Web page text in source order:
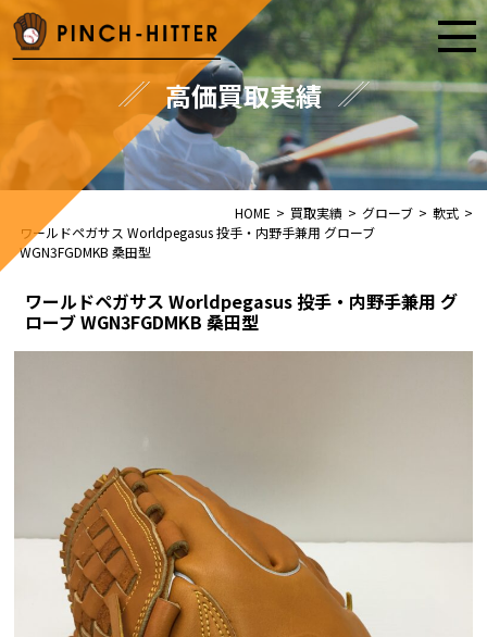
高価買取実績
HOME > 買取実績 > グローブ > 軟式 >
ワールドペガサス Worldpegasus 投手・内野手兼用 グローブ
WGN3FGDMKB 桑田型
ワールドペガサス Worldpegasus 投手・内野手兼用 グ
ローブ WGN3FGDMKB 桑田型